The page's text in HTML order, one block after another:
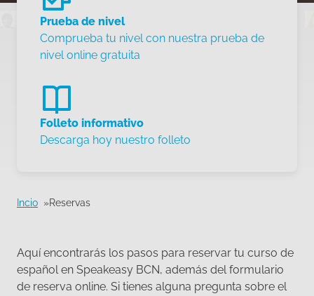
Prueba de nivel
Comprueba tu nivel con nuestra prueba de
nivel online gratuita
Folleto informativo
Descarga hoy nuestro folleto
Incio Reservas
Aquí encontrarás los pasos para reservar tu curso de
español en Speakeasy BCN, además del formulario
de reserva online. Si tienes alguna pregunta sobre el